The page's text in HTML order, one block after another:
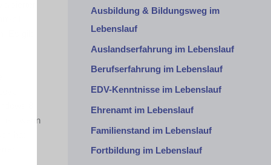
Es gilt
8
ist, wenn
hat,
Ausbildung & Bildungsweg im
Lebenslauf
Auslandserfahrung im Lebenslauf
Berufserfahrung im Lebenslauf
EDV-Kenntnisse im Lebenslauf
Ehrenamt im Lebenslauf
Familienstand im Lebenslauf
Fortbildung im Lebenslauf